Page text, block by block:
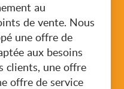
au
de vente. Nous
une offre de
aux besoins
clients, une offre
offre de service